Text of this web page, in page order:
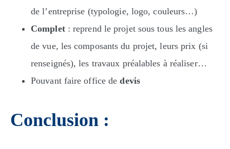
de l’entreprise (typologie, logo, couleurs…)
Complet: reprend le projet sous tous les angles
de vue, les composants du projet, leurs prix (si
renseignés), les travaux préalables à réaliser…
Pouvant faire office dedevis
Conclusion :